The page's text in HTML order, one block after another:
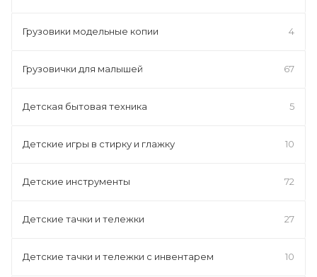
Грузовики модельные копии 4
Грузовички для малышей 67
Детская бытовая техника 5
Детские игры в стирку и глажку 10
Детские инструменты 72
Детские тачки и тележки 27
Детские тачки и тележки с инвентарем 10